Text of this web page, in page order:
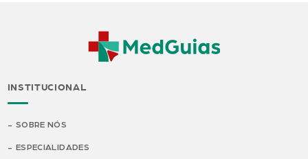
INSTITUCIONAL
SOBRE NÓS
ESPECIALIDADES